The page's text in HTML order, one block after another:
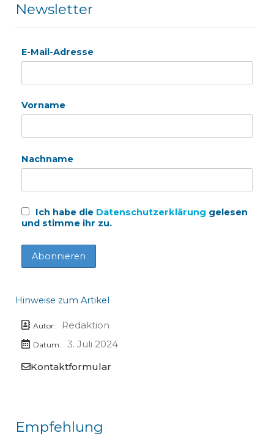
Newsletter
E-Mail-Adresse
Vorname
Nachname
Ich habe die Datenschutzerklärung gelesen
und stimme ihr zu.
Hinweise zum Artikel
Autor: Redaktion
Datum:
3. Juli 2024
Kontaktformular
Empfehlung